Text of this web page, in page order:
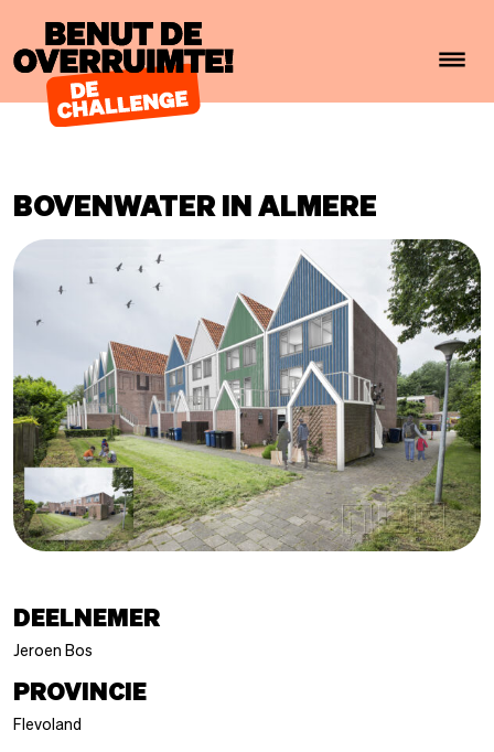
BOVENWATER IN ALMERE
DEELNEMER
Jeroen Bos
PROVINCIE
Flevoland